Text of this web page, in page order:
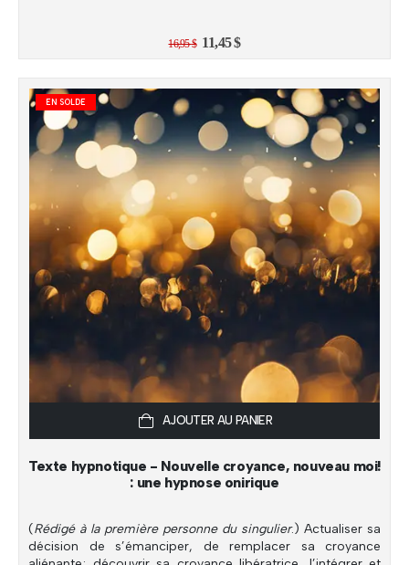
16,95$ Le
était :
11,45$Le
est :
11,45 $.
EN SOLDE
AJOUTER AU PANIER
Texte hypnotique - Nouvelle croyance, nouveau moi!
: une hypnose onirique
(Rédigé à la première personne du singulier.) Actualiser sa
décision de s’émanciper, de remplacer sa croyance